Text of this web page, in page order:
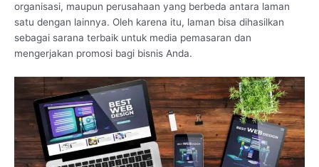
organisasi, maupun perusahaan yang berbeda antara laman
satu dengan lainnya. Oleh karena itu, laman bisa dihasilkan
sebagai sarana terbaik untuk media pemasaran dan
mengerjakan promosi bagi bisnis Anda.